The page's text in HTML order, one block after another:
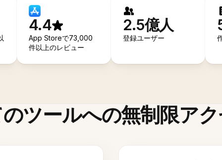
4.4
App Storeで73,000
件以上のレビュー
2.5億人
登録ユーザー
ツールへの無制限ア